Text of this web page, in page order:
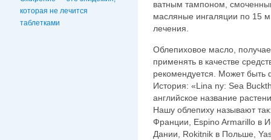
которая не лечится
таблетками
ватным тампоном,
масляные ингаляции по 15
лечения.
Облепиховое масло,
применять в качестве
рекомендуется. Может быть
История: «Lina ny: Sea
английское название
Нашу облепиху называют
Франции, Espino Armarillo в
Дании, Rokitnik в Польше,